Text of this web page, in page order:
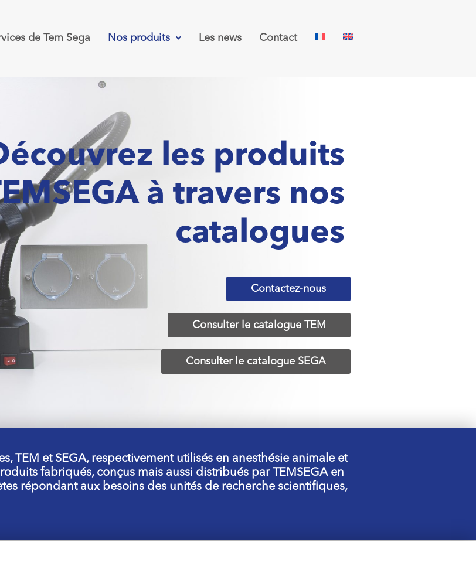
de Tem Sega Nos produits Les news Contact
les produits
à travers nos
catalogues
Contactez-nous
Consulter le catalogue TEM
Consulter le catalogue SEGA
TEM et SEGA, respectivement utilisés en anesthésie animale et
fabriqués, conçus mais aussi distribués par TEMSEGA en
répondant aux besoins des unités de recherche scientifiques,